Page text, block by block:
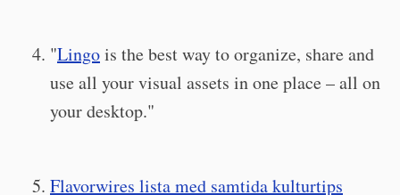
"Lingois the best way to organize, share and
use all your visual assets in one place – all on
your desktop."
Flavorwires lista med samtida kulturtips